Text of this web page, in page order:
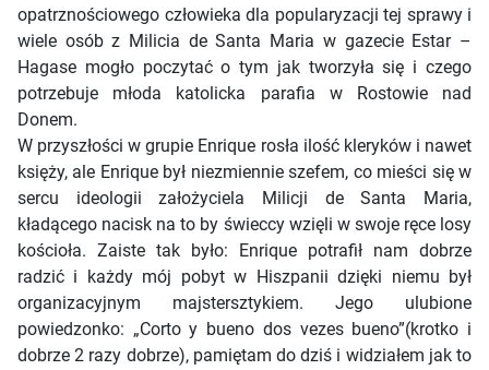
opatrznościowego człowieka dla popularyzacji tej sprawy i
wiele osób z Milicia de Santa Maria w gazecie Estar –
Hagase mogło poczytać o tym jak tworzyła się i czego
potrzebuje młoda katolicka parafia w Rostowie nad
Donem.
W przyszłości w grupie Enrique rosła ilość kleryków i nawet
księży, ale Enrique był niezmiennie szefem, co mieści się w
sercu ideologii założyciela Milicji de Santa Maria,
kładącego nacisk na to by świeccy wzięli w swoje ręce losy
kościoła. Zaiste tak było: Enrique potrafił nam dobrze
radzić i każdy mój pobyt w Hiszpanii dzięki niemu był
organizacyjnym majstersztykiem. Jego ulubione
powiedzonko: „Corto y bueno dos vezes bueno”(krotko i
dobrze 2 razy dobrze), pamiętam do dziś i widziałem jak to